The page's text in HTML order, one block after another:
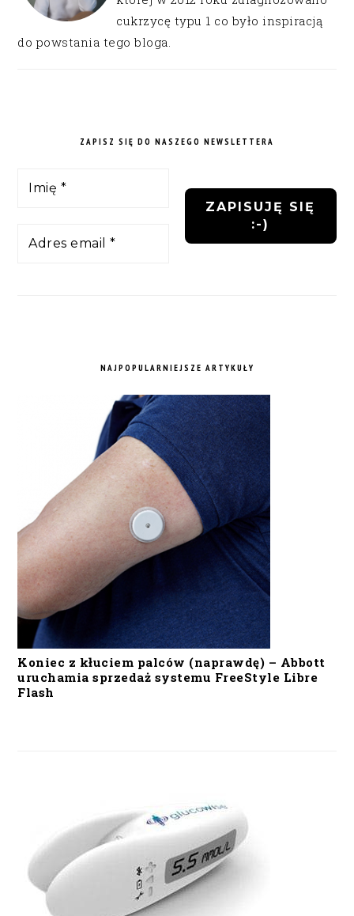
cukrzycę typu 1 co było inspiracją
do powstania tego bloga.
ZAPISZ SIĘ DO NASZEGO NEWSLETTERA
NAJPOPULARNIEJSZE ARTYKUŁY
Koniec z kłuciem palców (naprawdę) – Abbott
uruchamia sprzedaż systemu FreeStyle Libre
Flash